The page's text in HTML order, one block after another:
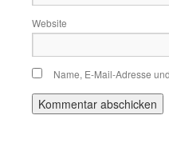
Website
Name, E-Mail-Adresse